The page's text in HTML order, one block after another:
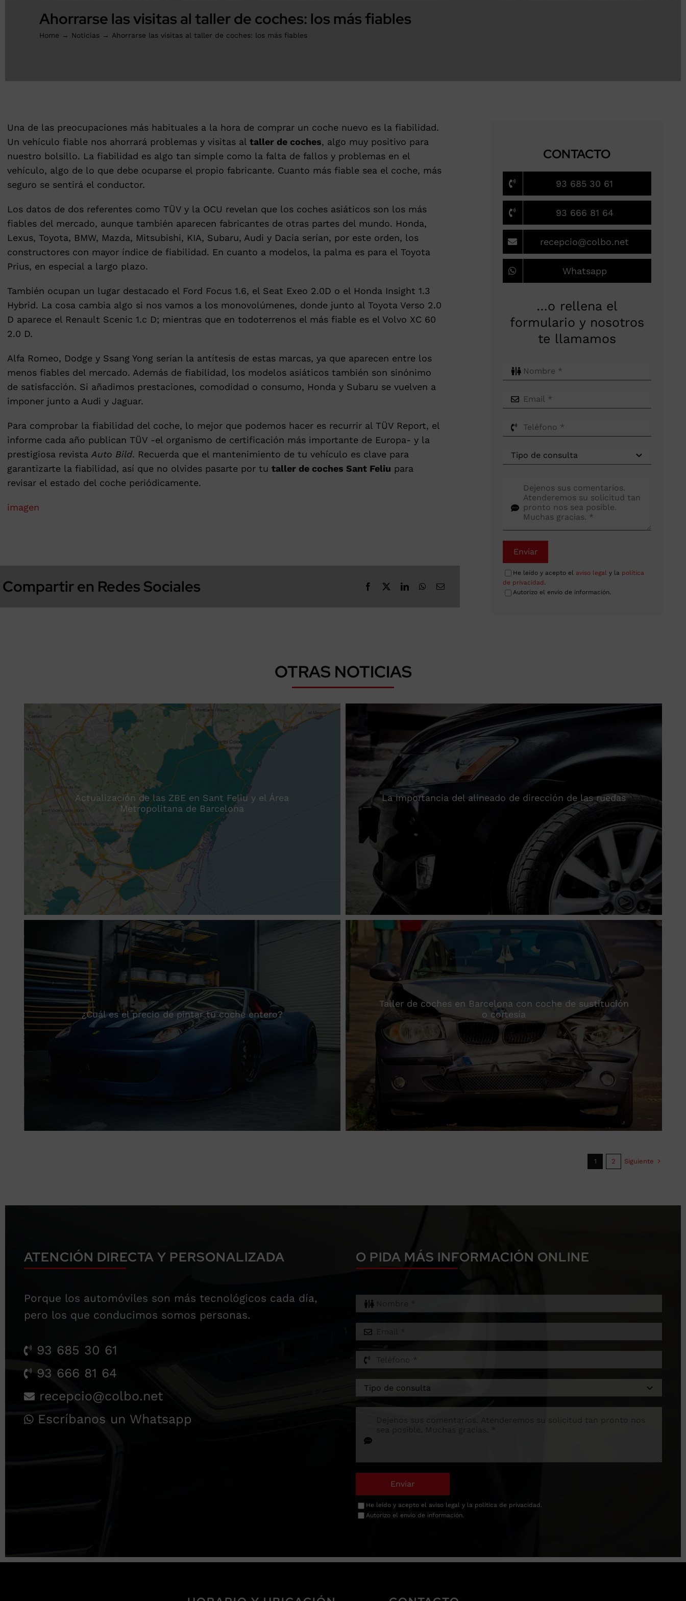
Ahorrarse las visitas al taller de coches: los más fiables
Home Noticias Ahorrarse las visitas al taller de coches: los más fiables
Una de las preocupaciones más habituales a la hora de comprar un coche nuevo es la fiabilidad.
Un vehículo fiable nos ahorrará problemas y visitas altaller de coches, algo muy positivo para
nuestro bolsillo. La fiabilidad es algo tan simple como la falta de fallos y problemas en el
vehículo, algo de lo que debe ocuparse el propio fabricante. Cuanto más fiable sea el coche, más
seguro se sentirá el conductor.
Los datos de dos referentes como TÜV y la OCU revelan que los coches asiáticos son los más
fiables del mercado, aunque también aparecen fabricantes de otras partes del mundo. Honda,
Lexus, Toyota, BMW, Mazda, Mitsubishi, KIA, Subaru, Audi y Dacia serían, por este orden, los
constructores con mayor índice de fiabilidad. En cuanto a modelos, la palma es para el Toyota
Prius, en especial a largo plazo.
También ocupan un lugar destacado el Ford Focus 1.6, el Seat Exeo 2.0D o el Honda Insight 1.3
Hybrid. La cosa cambia algo si nos vamos a los monovolúmenes, donde junto al Toyota Verso 2.0
D aparece el Renault Scenic 1.c D; mientras que en todoterrenos el más fiable es el Volvo XC 60
2.0 D.
Alfa Romeo, Dodge y Ssang Yong serían la antítesis de estas marcas, ya que aparecen entre los
menos fiables del mercado. Además de fiabilidad, los modelos asiáticos también son sinónimo
de satisfacción. Si añadimos prestaciones, comodidad o consumo, Honda y Subaru se vuelven a
imponer junto a Audi y Jaguar.
Para comprobar la fiabilidad del coche, lo mejor que podemos hacer es recurrir al TÜV Report, el
informe cada año publican TÜV -el organismo de certificación más importante de Europa- y la
prestigiosa revistaAuto Bild. Recuerda que el mantenimiento de tu vehículo es clave para
garantizarte la fiabilidad, así que no olvides pasarte por tutaller de coches Sant Feliu para
revisar el estado del coche periódicamente.
imagen
Compartir en Redes Sociales
CONTACTO
93 685 30 61
93 666 81 64
recepcio@colbo.net
Whatsapp
…o rellena el
formulario y nosotros
te llamamos
Enviar
He leído y acepto el aviso legal y la política
de privacidad .
Autorizo el envío de información.
OTRAS NOTICIAS
Actualización de las ZBE en Sant Feliu y el Área
Metropolitana de Barcelona
La importancia del alineado de dirección de las ruedas
¿Cuál es el precio de pintar tu coche entero?
Taller de coches en Barcelona con coche de sustitución
o cortesía
1 2 Siguiente
ATENCIÓN DIRECTA Y PERSONALIZADA
Porque los automóviles son más tecnológicos cada día,
pero los que conducimos somos personas.
93 685 30 61
93 666 81 64
recepcio@colbo.net
Escríbanos un Whatsapp
O PIDA MÁS INFORMACIÓN ONLINE
Enviar
He leído y acepto el aviso legaly la política de privacidad .
Autorizo el envío de información.